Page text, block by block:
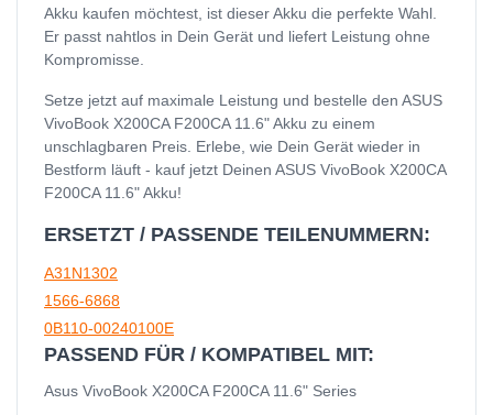
Akku kaufen möchtest, ist dieser Akku die perfekte Wahl.
Er passt nahtlos in Dein Gerät und liefert Leistung ohne
Kompromisse.
Setze jetzt auf maximale Leistung und bestelle den ASUS
VivoBook X200CA F200CA 11.6" Akku zu einem
unschlagbaren Preis. Erlebe, wie Dein Gerät wieder in
Bestform läuft - kauf jetzt Deinen ASUS VivoBook X200CA
F200CA 11.6" Akku!
ERSETZT / PASSENDE TEILENUMMERN:
A31N1302
1566-6868
0B110-00240100E
PASSEND FÜR / KOMPATIBEL MIT:
Asus VivoBook X200CA F200CA 11.6" Series